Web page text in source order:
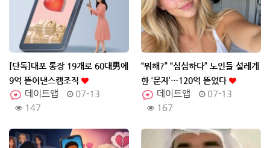
[단독]대포 통장 19개로 60대男에
9억 뜯어낸스캠조직
데이트앱
07-13
147
“뭐해?” “심심하다” 노인들 설레게
한 ‘문자’…120억 뜯었다
데이트앱
07-13
167